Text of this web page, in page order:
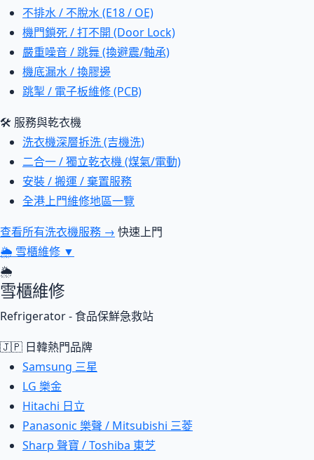
不排水 / 不脫水 (E18 / OE)
機門鎖死 / 打不開 (Door Lock)
嚴重噪音 / 跳舞 (換避震/軸承)
機底漏水 / 換膠邊
跳掣 / 電子板維修 (PCB)
🛠 服務與乾衣機
洗衣機深層拆洗 (吉機洗)
二合一 / 獨立乾衣機 (煤氣/電動)
安裝 / 搬運 / 棄置服務
全港上門維修地區一覽
查看所有洗衣機服務 → 快速上門
🌦 雪櫃維修 ▼
🌦
雪櫃維修
Refrigerator - 食品保鮮急救站
🇯🇵 日韓熱門品牌
Samsung 三星
LG 樂金
Hitachi 日立
Panasonic 樂聲 / Mitsubishi 三菱
Sharp 聲寶 / Toshiba 東芝